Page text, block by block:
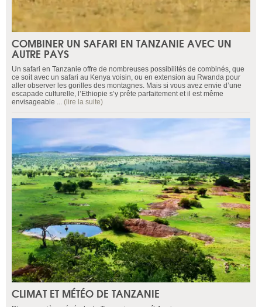
COMBINER UN SAFARI EN TANZANIE AVEC UN
AUTRE PAYS
Un safari en Tanzanie offre de nombreuses possibilités de combinés, que
ce soit avec un safari au Kenya voisin, ou en extension au Rwanda pour
aller observer les gorilles des montagnes. Mais si vous avez envie d’une
escapade culturelle, l’Ethiopie s’y prête parfaitement et il est même
envisageable ... (lire la suite)
CLIMAT ET MÉTÉO DE TANZANIE